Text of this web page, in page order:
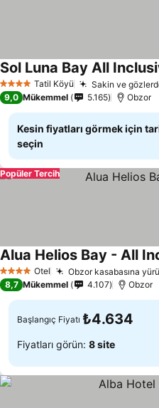
4 Yıldız Tatil Köyü Sakin ve
Sol Luna Bay All
9,0 Mükemmel 5.165 Obzor
Kesin fiyatları görmek için
seçin
Popüler Tercih
4 Yıldız Otel Obzor kasabasına
Alua Helios Bay - All
8,7 Mükemmel 4.107 Obzor
Başlangıç Fiyatı ₺4.634
Fiyatları görün: 8 site